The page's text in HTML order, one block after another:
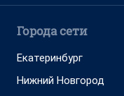
Города сети
Екатеринбург
Нижний Новгород